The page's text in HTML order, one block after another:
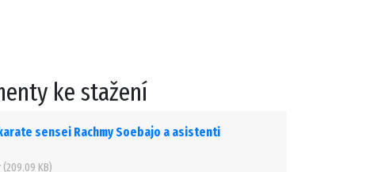
ke stažení
sensei Rachmy Soebajo a asistenti
(209.09 KB)